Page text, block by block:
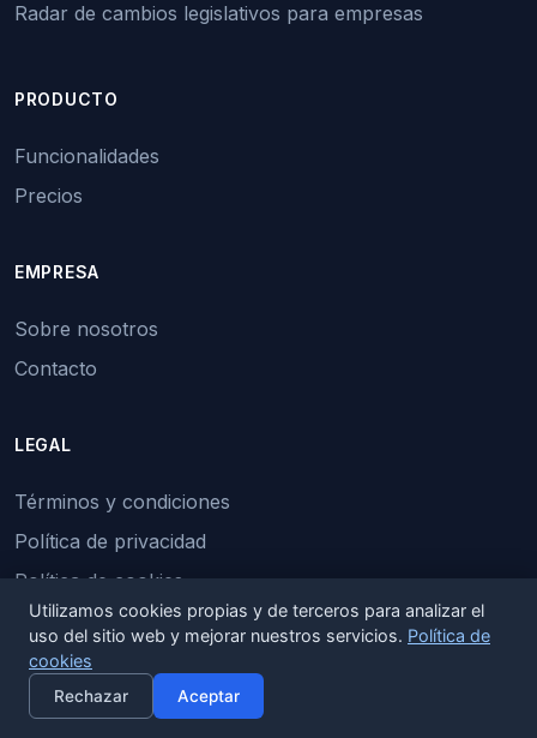
Activar alertas
Radar de cambios legislativos para empresas
PRODUCTO
Funcionalidades
Precios
EMPRESA
Sobre nosotros
Contacto
LEGAL
Términos y condiciones
Política de privacidad
Política de cookies
Uso de inteligencia artificial
Activar mi radar legal
Utilizamos cookies propias y de terceros para analizar el
uso del sitio web y mejorar nuestros servicios. Política de
cookies
Rechazar Aceptar